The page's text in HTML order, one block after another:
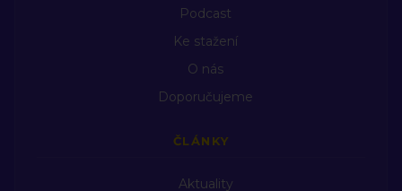
Podcast
Ke stažení
O nás
Doporučujeme
ČLÁNKY
Aktuality